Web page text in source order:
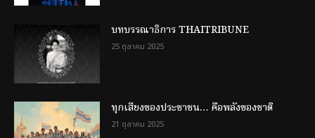
บทบรรณาธิการ THAITRIBUNE
25 ตุลาคม 2025
ทุกเสียงของประชาชน… คือพลังของชาติ
21 ตุลาคม 2025